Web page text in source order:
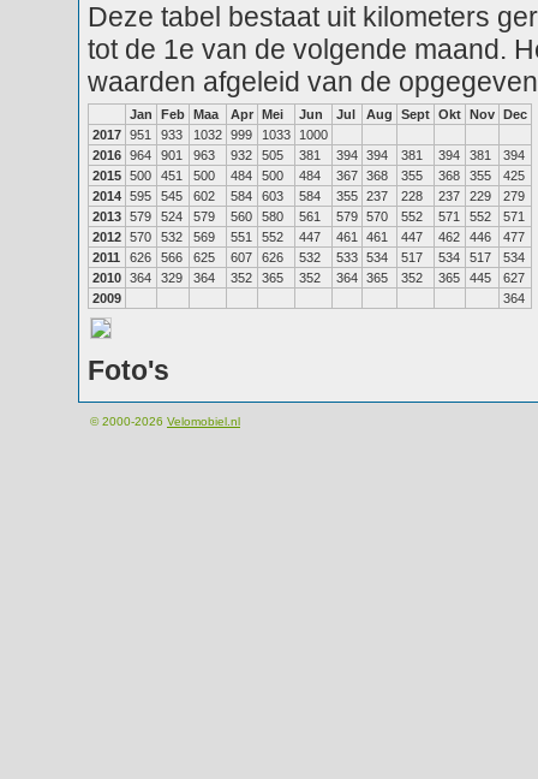
Deze tabel bestaat uit kilometers
tot de 1e van de volgende maand.
waarden afgeleid van de
Jan Feb Maa Apr Mei Jun Jul Aug Sept Okt Nov Dec
2017 951 933 1032 999 1033
1000
2016 964 901 963 932 505 381 394 394 381 394 381
394
2015 500 451 500 484 500 484 367 368 355 368 355
425
2014 595 545 602 584 603 584 355 237 228 237 229
279
2013 579 524 579 560 580 561 579 570 552 571 552
571
2012 570 532 569 551 552 447 461 461 447 462 446
477
2011
626 566 625 607 626 532 533 534 517 534 517
534
2010 364 329 364 352 365 352 364 365 352 365 445
627
2009
364
Foto's
© 2000-2026 Velomobiel.nl